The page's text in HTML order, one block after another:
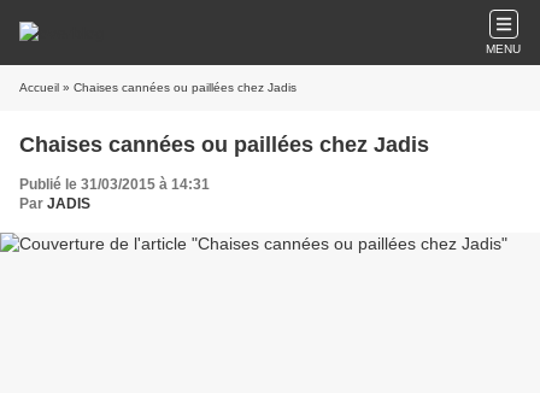
MENU
Accueil » Chaises cannées ou paillées chez Jadis
Chaises cannées ou paillées chez Jadis
Publié le 31/03/2015 à 14:31
Par JADIS